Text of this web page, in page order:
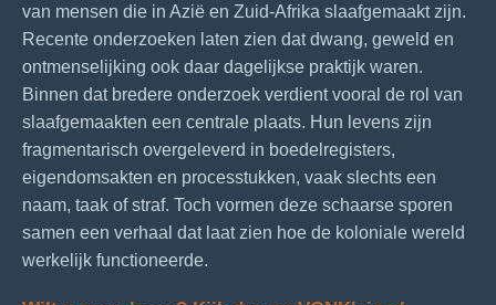
van mensen die in Azië en Zuid-Afrika slaafgemaakt zijn.
Recente onderzoeken laten zien dat dwang, geweld en
ontmenselijking ook daar dagelijkse praktijk waren.
Binnen dat bredere onderzoek verdient vooral de rol van
slaafgemaakten een centrale plaats. Hun levens zijn
fragmentarisch overgeleverd in boedelregisters,
eigendomsakten en processtukken, vaak slechts een
naam, taak of straf. Toch vormen deze schaarse sporen
samen een verhaal dat laat zien hoe de koloniale wereld
werkelijk functioneerde.